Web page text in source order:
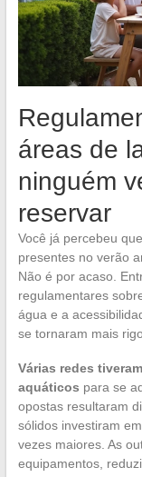
áreas de
ninguém
reservar
Você já percebeu
presentes no verão
Não é por acaso.
regulamentares
água e a
se tornaram mais
Várias redes
aquáticos para se
opostas resultaram
sólidos investiram
vezes maiores. As
equipamentos,